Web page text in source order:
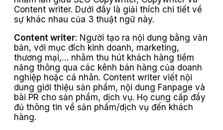
Content writer. Dưới đây là giải thích chi tiết về
sự khác nhau của 3 thuật ngữ này.
Content writer: Người tạo ra nội dung bằng văn
bản, với mục đích kinh doanh, marketing,
thương mại,… nhằm thu hút khách hàng tiềm
năng thông qua các kênh bán hàng của doanh
nghiệp hoặc cá nhân. Content writer viết nội
dung giới thiệu sản phẩm, nội dung Fanpage và
bài PR cho sản phẩm, dịch vụ. Họ cung cấp đầy
đủ thông tin về sản phẩm/dịch vụ đến khách
hàng.